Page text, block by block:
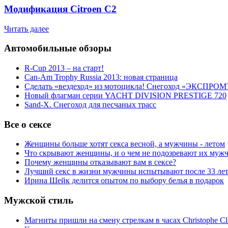
Модификация Citroen С2
Читать далее
Автомобильные обзоры
R-Cup 2013 – на старт!
Can-Am Trophy Russia 2013: новая страница
Сделать «вездеход» из мотоцикла! Снегоход
Новый флагман серии YACHT DIVISION PRESTIGE 720
Sand-X. Снегоход для песчаных трасс
Все о сексе
Женщины больше хотят секса весной, а мужчины - летом
Что скрывают женщины, и о чем не подозревают их
Почему женщины отказывают вам в сексе?
Лучший секс в жизни мужчины испытывают после 33 лет
Ирина Шейк делится опытом по выбору белья в подарок
Мужской стиль
Магниты пришли на смену стрелкам в часах Christophe